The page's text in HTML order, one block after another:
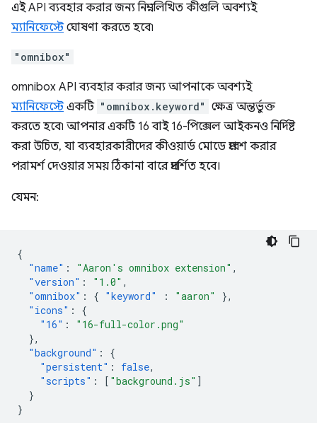
এই API ব্যবহার করার জন্য নিম্নলিখিত কীগুলি অবশ্যই
ম্যানিফেস্টেঘোষণা করতে হবে৷
"omnibox"
omnibox API ব্যবহার করার জন্য আপনাকে অবশ্যই
ম্যানিফেস্টেএকটি "omnibox.keyword" ক্ষেত্র অন্তর্ভুক্ত
করতে হবে৷ আপনার একটি 16 বাই 16-পিক্সেল আইকনও নির্দিষ্ট
করা উচিত, যা ব্যবহারকারীদের কীওয়ার্ড মোডে প্রবেশ করার
পরামর্শ দেওয়ার সময় ঠিকানা বারে প্রদর্শিত হবে।
যেমন:
{
"name" : "Aaron's omnibox extension" ,
"version" : "1.0" ,
"omnibox" : { "keyword" : "aaron"
},
"icons" :
{
"16" :
"16-full-color.png"
},
"background" :
{
"persistent" : false,
"scripts" : [ "background.js" ]
}
}